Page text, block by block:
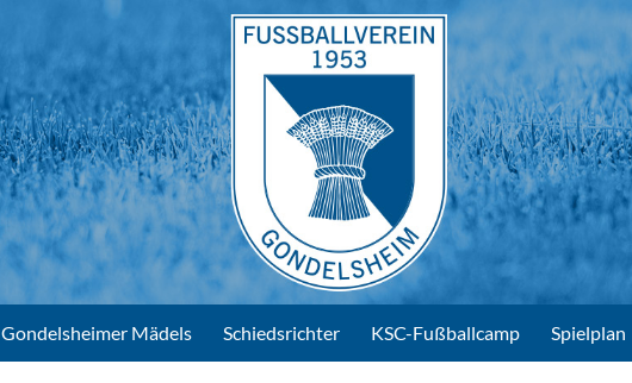
Gondelsheimer Mädels Schiedsrichter KSC-Fußballcamp Spielplan